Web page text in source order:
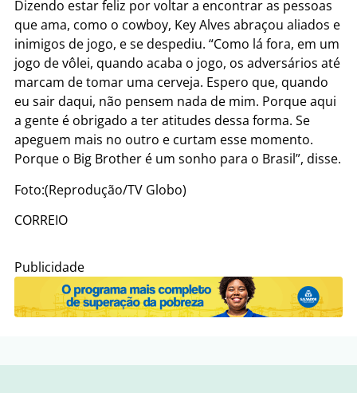
Dizendo estar feliz por voltar a encontrar as pessoas
que ama, como o cowboy, Key Alves abraçou aliados e
inimigos de jogo, e se despediu. “Como lá fora, em um
jogo de vôlei, quando acaba o jogo, os adversários até
marcam de tomar uma cerveja. Espero que, quando
eu sair daqui, não pensem nada de mim. Porque aqui
a gente é obrigado a ter atitudes dessa forma. Se
apeguem mais no outro e curtam esse momento.
Porque o Big Brother é um sonho para o Brasil”, disse.
Foto:(Reprodução/TV Globo)
CORREIO
Publicidade